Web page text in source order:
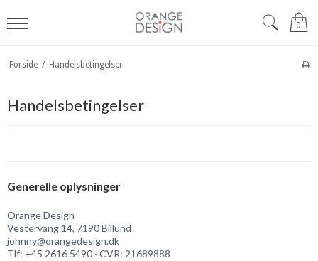
0
Forside / Handelsbetingelser
Handelsbetingelser
Generelle oplysninger
Orange Design
Vestervang 14, 7190 Billund
johnny@orangedesign.dk
Tlf: +45 2616 5490 · CVR: 21689888